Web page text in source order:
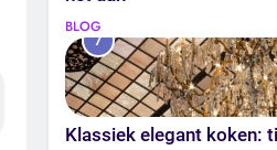
BLOG
7
Klassiek elegant koken: